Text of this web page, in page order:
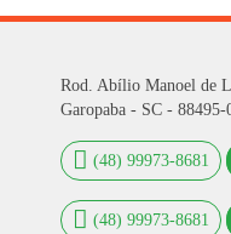
Rod. Abílio Manoel de
Garopaba - SC - 88495-
(48) 99973-8681
(48) 99973-8681